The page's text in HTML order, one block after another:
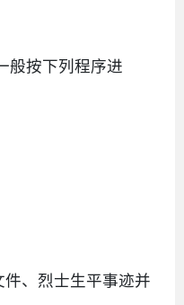
般按下列程序进
件、烈士生平事迹并